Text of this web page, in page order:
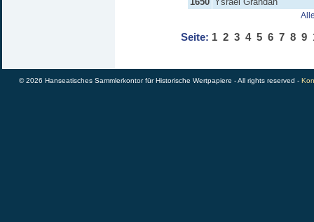
Seite: 1 2 3 4 5 6 7 8 9
© 2026 Hanseatisches Sammlerkontor für Historische Wertpapiere - All rights reserved -